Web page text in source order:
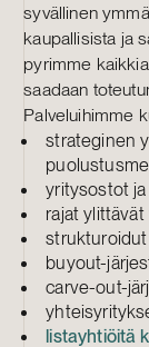
syvällinen
kaupallisista ja
pyrimme
saadaan
Palveluihimme
strateginen
yritysostot
rajat
buyout-
carve-out-
listayhtiöitä